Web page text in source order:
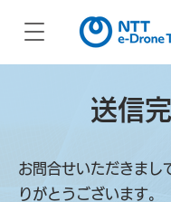
送信
お問合せいただきまし
りがとうございます。